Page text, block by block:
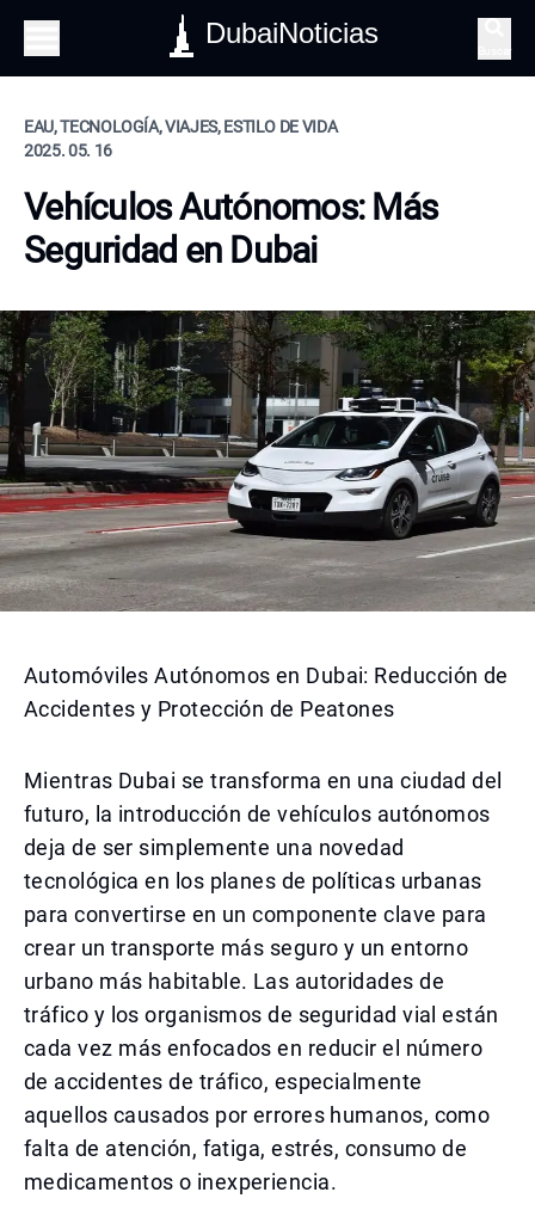
DubaiNoticias
EAU, TECNOLOGÍA, VIAJES, ESTILO DE VIDA
2025. 05. 16
Vehículos Autónomos: Más
Seguridad en Dubai
Automóviles Autónomos en Dubai: Reducción de
Accidentes y Protección de Peatones
Mientras Dubai se transforma en una ciudad del
futuro, la introducción de vehículos autónomos
deja de ser simplemente una novedad
tecnológica en los planes de políticas urbanas
para convertirse en un componente clave para
crear un transporte más seguro y un entorno
urbano más habitable. Las autoridades de
tráfico y los organismos de seguridad vial están
cada vez más enfocados en reducir el número
de accidentes de tráfico, especialmente
aquellos causados por errores humanos, como
falta de atención, fatiga, estrés, consumo de
medicamentos o inexperiencia.